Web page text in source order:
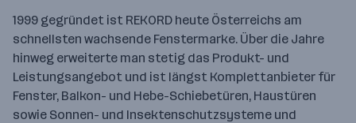
1999 gegründet ist REKORD heute Österreichs am
schnellsten wachsende Fenstermarke. Über die Jahre
hinweg erweiterte man stetig das Produkt- und
Leistungsangebot und ist längst Komplettanbieter für
Fenster, Balkon- und Hebe-Schiebetüren, Haustüren
sowie Sonnen- und Insektenschutzsysteme und